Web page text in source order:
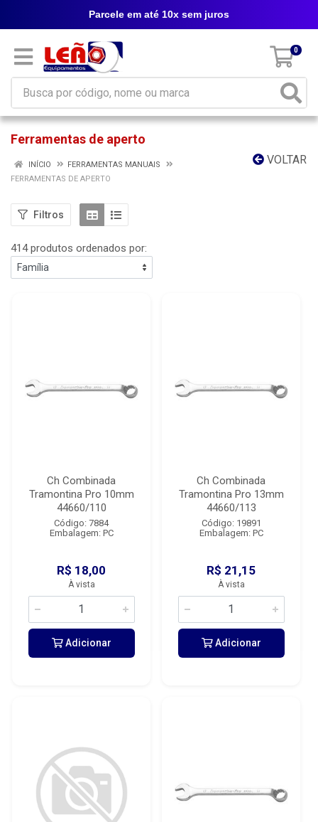
0
Parcele em até 10x sem juros
Ferramentas de aperto
VOLTAR
INÍCIO
FERRAMENTAS MANUAIS
FERRAMENTAS DE APERTO
Filtros
414 produtos ordenados por:
Ch Combinada
Tramontina Pro 10mm
44660/110
Código: 7884
Embalagem: PC
R$ 18,00
À vista
Adicionar
Ch Combinada
Tramontina Pro 13mm
44660/113
Código: 19891
Embalagem: PC
R$ 21,15
À vista
Adicionar